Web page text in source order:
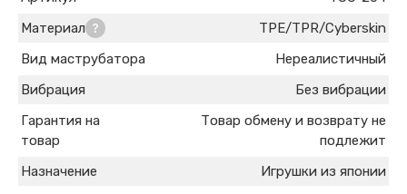
Материал
TPE/TPR/Cyberskin
Вид маструбатора
Нереалистичный
Вибрация
Без вибрации
Гарантия на
товар
Товар обмену и возврату не
подлежит
Назначение
Игрушки из японии